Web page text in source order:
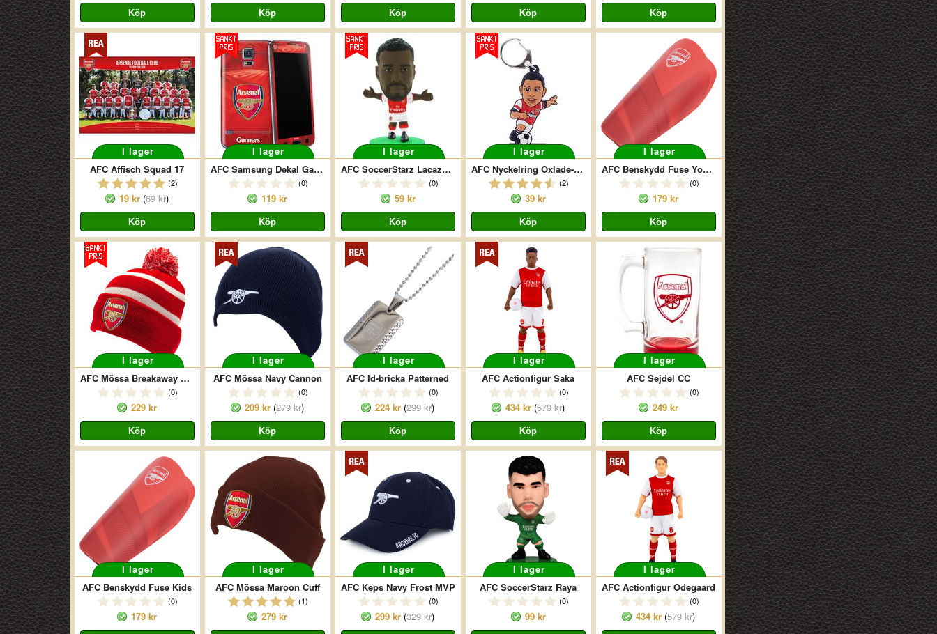
I lager
AFC Affisch Squad 17
(2)
19 kr (69 kr)
I lager
AFC Samsung Dekal Galaxy S5
(0)
119 kr
I lager
AFC SoccerStarz Lacazette 2018-19
(0)
59 kr
I lager
AFC Nyckelring Oxlade-Chamberlain
(2)
39 kr
I lager
AFC Benskydd Fuse Youths
(0)
179 kr
I lager
AFC Mössa Breakaway Youths
(0)
229 kr
I lager
AFC Mössa Navy Cannon
(0)
209 kr (279 kr)
I lager
AFC Id-bricka Patterned
(0)
224 kr (299 kr)
I lager
AFC Actionfigur Saka
(0)
434 kr (579 kr)
I lager
AFC Sejdel CC
(0)
249 kr
I lager
AFC Benskydd Fuse Kids
(0)
179 kr
I lager
AFC Mössa Maroon Cuff
(1)
279 kr
I lager
AFC Keps Navy Frost MVP
(0)
299 kr (329 kr)
I lager
AFC SoccerStarz Raya
(0)
99 kr
I lager
AFC Actionfigur Odegaard
(0)
434 kr (579 kr)